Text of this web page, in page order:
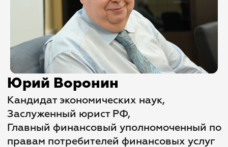
Юрий Воронин
Кандидат экономических наук,
Заслуженный юрист РФ,
Главный финансовый уполномоченный по
правам потребителей финансовых услуг